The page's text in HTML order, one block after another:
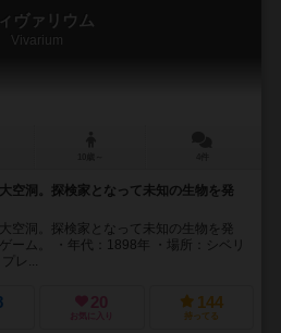
ヴァリウム
Vivarium
空洞。探検家となって未知の生物を発
空洞。探検家となって未知の生物を発
ーム。 ・年代：1898年 ・場所：シベリ
レ...
20
お気に入り
144
持ってる